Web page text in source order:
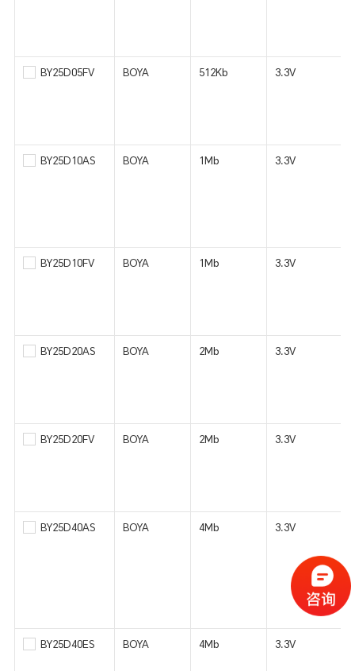
BY25D05FV BOYA 512Kb 3.3V
BY25D10AS BOYA 1Mb 3.3V
BY25D10FV BOYA 1Mb 3.3V
BY25D20AS BOYA 2Mb 3.3V
BY25D20FV BOYA 2Mb 3.3V
BY25D40AS BOYA 4Mb 3.3V
BY25D40ES BOYA 4Mb 3.3V